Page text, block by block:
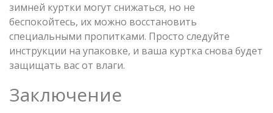
зимней куртки могут снижаться, но не
беспокойтесь, их можно восстановить
специальными пропитками. Просто следуйте
инструкции на упаковке, и ваша куртка снова будет
защищать вас от влаги.
Заключение